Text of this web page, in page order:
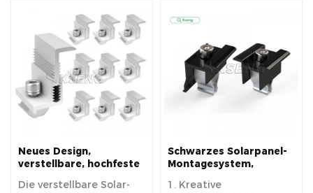
Neues Design,
verstellbare, hochfeste
Montage von
Die verstellbare Solar-
Schwarzes Solarpanel-
Montagesystem,
Endklemme
1. Kreative